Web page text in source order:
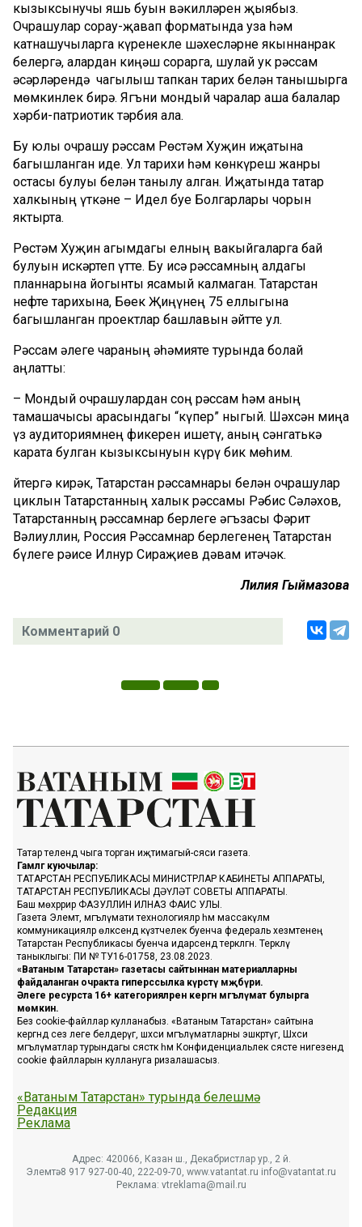
кызыксынучы яшь буын вәкилләрен җыябыз.
Очрашулар сорау-җавап форматында уза һәм
катнашучыларга күренекле шәхесләрне якыннанрак
белергә, алардан киңәш сорарга, шулай ук рәссам
әсәрләрендә чагылыш тапкан тарих белән танышырга
мөмкинлек бирә. Ягъни мондый чаралар аша балалар
хәрби-патриотик тәрбия ала.
Бу юлы очрашу рәссам Рөстәм Хуҗин иҗатына
багышланган иде. Ул тарихи һәм көнкүреш жанры
остасы булуы белән танылу алган. Иҗатында татар
халкының үткәне – Идел буе Болгарлары чорын
яктырта.
Рөстәм Хуҗин агымдагы елның вакыйгаларга бай
булуын искәртеп үтте. Бу исә рәссамның алдагы
планнарына йогынты ясамый калмаган. Татарстан
нефте тарихына, Бөек Җиңүнең 75 еллыгына
багышланган проектлар башлавын әйтте ул.
Рәссам әлеге чараның әһәмияте турында болай
аңлатты:
– Мондый очрашулардан соң рәссам һәм аның
тамашачысы арасындагы “күпер” ныгый. Шәхсән миңа
үз аудиториямнең фикерен ишетү, аның сәнгатькә
карата булган кызыксынуын күрү бик мөһим.
Әйтергә кирәк, Татарстан рәссамнары белән очрашулар
циклын Татарстанның халык рәссамы Рәбис Сәләхов,
Татарстанның рәссамнар берлеге әгъзасы Фәрит
Вәлиуллин, Россия Рәссамнар берлегенең Татарстан
бүлеге рәисе Илнур Сираҗиев дәвам итәчәк.
Лилия Гыймазова
Комментарий 0
Татар телендә чыга торган иҗтимагый-сәяси газета.
Гамәлгә куючылар:
ТАТАРСТАН РЕСПУБЛИКАСЫ МИНИСТРЛАР КАБИНЕТЫ АППАРАТЫ,
ТАТАРСТАН РЕСПУБЛИКАСЫ ДӘҮЛӘТ СОВЕТЫ АППАРАТЫ.
Баш мөхәррир ФАЗУЛЛИН ИЛНАЗ ФАИС УЛЫ.
Газета Элемтә, мәгълүмати технологияләр һәм массакүләм
коммуникацияләр өлкәсендә күзәтчелек буенча федераль хезмәтенең
Татарстан Республикасы буенча идарәсендә теркәлгән. Теркәлү
таныклыгы: ПИ № ТУ16-01758, 23.08.2023.
«Ватаным Татарстан» газетасы сайтыннан материалларны
файдаланган очракта гиперссылка күрсәтү мәҗбүри.
Әлеге ресурста 16+ категорияләренә кергән мәгълүмат булырга
мөмкин.
Без cookie-файллар кулланабыз. «Ватаным Татарстан» сайтына
кергәндә сез әлеге белдерүгә, шәхси мәгълүматларны эшкәртүгә, Шәхси
мәгълүматлар турындагы сәясәткә һәм Конфиденциальлек сәясәте нигезендә
cookie файлларын куллануга ризалашасыз.
«Ватаным Татарстан» турында белешмә
Редакция
Реклама
Адрес: 420066, Казан ш., Декабристлар ур., 2 й.
Элемтә: 8 917 927-00-40, 222-09-70, www.vatantat.ru info@vatantat.ru
Реклама: vtreklama@mail.ru